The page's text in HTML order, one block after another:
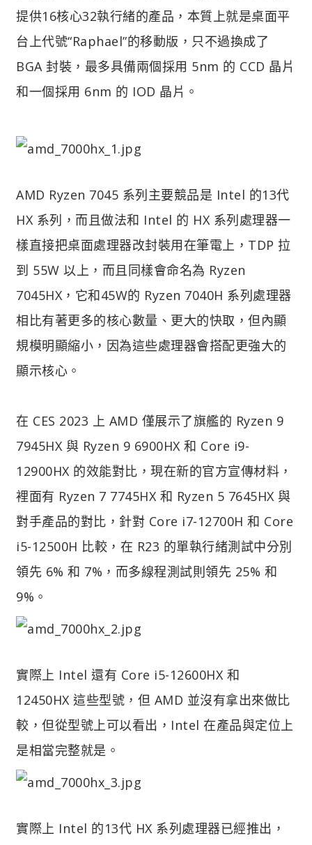
提供16核心32執行緒的產品，本質上就是桌面平
台上代號“Raphael”的移動版，只不過換成了
BGA 封裝，最多具備兩個採用 5nm 的 CCD 晶片
和一個採用 6nm 的 IOD 晶片。
AMD Ryzen 7045 系列主要競品是 Intel 的13代
HX 系列，而且做法和 Intel 的 HX 系列處理器一
樣直接把桌面處理器改封裝用在筆電上，TDP 拉
到 55W 以上，而且同樣會命名為 Ryzen
7045HX，它和45W的 Ryzen 7040H 系列處理器
相比有著更多的核心數量、更大的快取，但內顯
規模明顯縮小，因為這些處理器會搭配更強大的
顯示核心。
在 CES 2023 上 AMD 僅展示了旗艦的 Ryzen 9
7945HX 與 Ryzen 9 6900HX 和 Core i9-
12900HX 的效能對比，現在新的官方宣傳材料，
裡面有 Ryzen 7 7745HX 和 Ryzen 5 7645HX 與
對手產品的對比，針對 Core i7-12700H 和 Core
i5-12500H 比較，在 R23 的單執行緒測試中分別
領先 6% 和 7%，而多線程測試則領先 25% 和
9%。
實際上 Intel 還有 Core i5-12600HX 和
12450HX 這些型號，但 AMD 並沒有拿出來做比
較，但從型號上可以看出，Intel 在產品與定位上
是相當完整就是。
實際上 Intel 的13代 HX 系列處理器已經推出，